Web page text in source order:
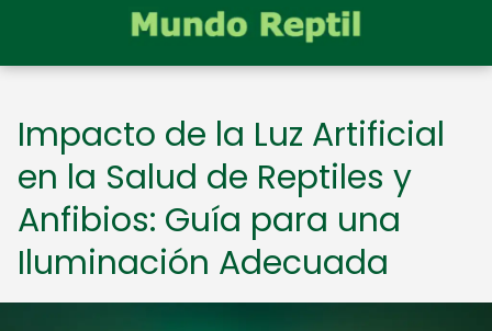
Impacto de la Luz Artificial
en la Salud de Reptiles y
Anfibios: Guía para una
Iluminación Adecuada